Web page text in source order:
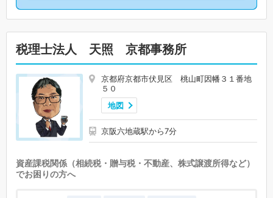
税理士法人 天照 京都事務所
京都府京都市伏見区 桃山町因幡３１番地
５０
地図
京阪六地蔵駅から7分
資産課税関係（相続税・贈与税・不動産、株式譲渡所得など）
でお困りの方へ